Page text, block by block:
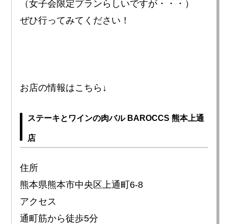
（女子会限定プランらしいですが・・・）
ぜひ行ってみてください！
お店の情報はこちら↓
ステーキとワインの肉バル BAROCCS 熊本上通
店
住所
熊本県熊本市中央区上通町6‐8
アクセス
通町筋から徒歩5分